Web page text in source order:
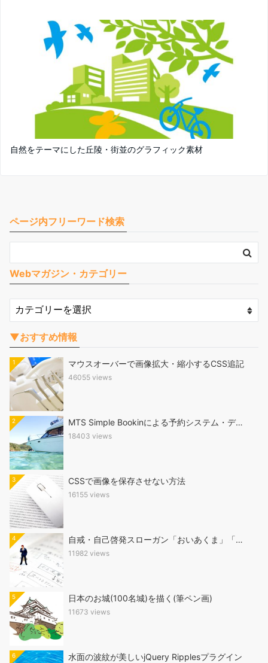
自然をテーマにした丘陵・街並のグラフィック素材
ページ内フリーワード検索
Webマガジン・カテゴリー
▼おすすめ情報
1 マウスオーバーで画像拡大・縮小するCSS追記
46055 views
2 MTS Simple Bookinによる予約システム・デ…
18403 views
3 CSSで画像を保存させない方法
16155 views
4 自戒・自己啓発スローガン「おいあくま」「…
11982 views
5 日本のお城(100名城)を描く(筆ペン画)
11673 views
6 水面の波紋が美しいjQuery Ripplesプラグイン